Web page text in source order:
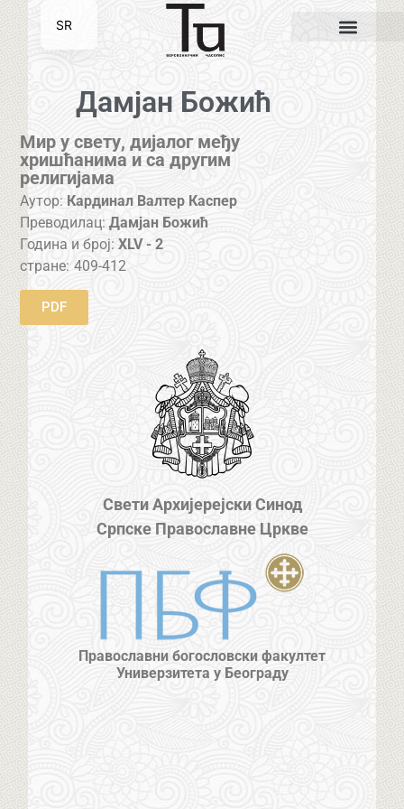
Дамјан Божић
Мир у свету, дијалог међу
хришћанима и са другим
религијама
Аутор: Кардинал Валтер Каспер
Преводилац: Дамјан Божић
Година и број:XLV - 2
стране: 409-412
PDF
Свети Архијерејски Синод
Српске Православне Цркве
Православни богословски факултет
Универзитета у Београду
SR
EN